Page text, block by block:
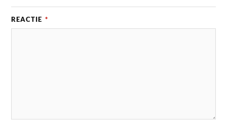
REACTIE *